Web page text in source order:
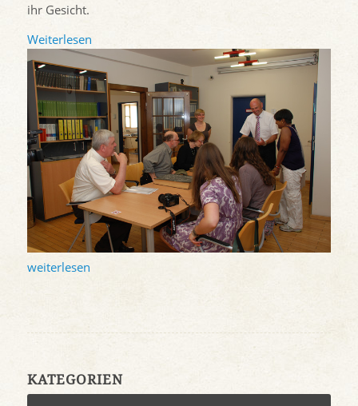
ihr Gesicht.
Weiterlesen
weiterlesen
KATEGORIEN